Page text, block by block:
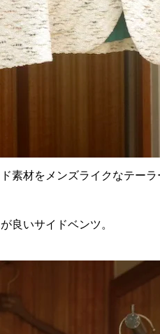
素材をメンズライクなテー
良いサイドベンツ。